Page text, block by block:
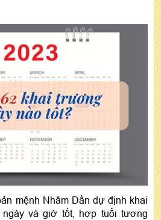
mệnh Nhâm Dần dự định khai
và giờ tốt, hợp tuổi tương